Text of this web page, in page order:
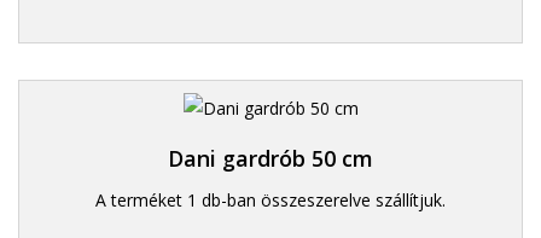
Dani gardrób 50 cm
A terméket 1 db-ban összeszerelve szállítjuk.